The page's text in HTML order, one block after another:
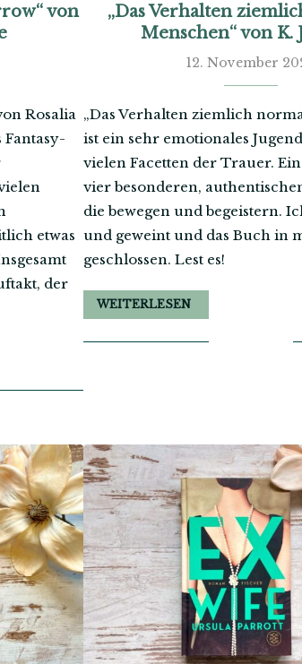
von
Rosalia
etwas
der
„Das Verhalten
Menschen“ von K.
12. November
„Das Verhalten ziemlich
ist ein sehr emotionales
vielen Facetten der Trauer.
vier besonderen,
die bewegen und begeistern.
und geweint und das Buch in
geschlossen. Lest es!
WEITERLESEN